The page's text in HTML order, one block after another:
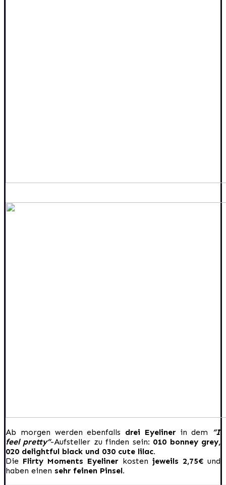
Ab morgen werden ebenfalls drei Eyelinerin dem
“I
feel pretty”-Aufsteller zu finden sein: 010 bonney grey,
020 delightful black und 030 cute lilac.
Die Flirty Moments Eyeliner kosten jeweils 2,75€und
haben einen sehr feinen Pinsel.